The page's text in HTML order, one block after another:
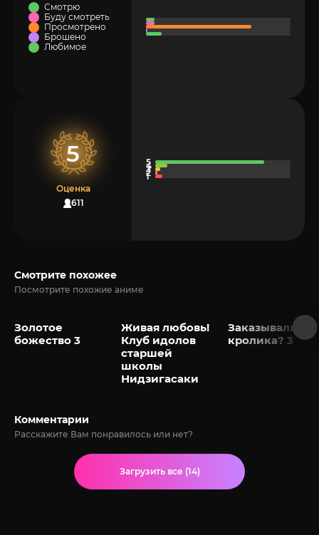
Смотрю
Буду смотреть
Просмотрено
Брошено
Любимое
5
Оценка
1611
Смотрите похожее
Посмотрите похожие аниме
Золотое
божество 3
Живая любовь!
Клуб идолов
старшей
школы
Нидзигасаки
Заказывали
кролика? 3
Комментарии
Расскажите Вам понравилось или нет?
Загрузить все (14)